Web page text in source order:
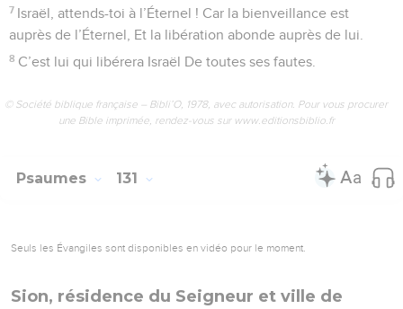
7 Israël, attends-toi à l’Éternel ! Car la bienveillance est
auprès de l’Éternel, Et la libération abonde auprès de lui.
8 C’est lui qui libérera Israël De toutes ses fautes.
© Société biblique française – Bibli’O, 1978, avec autorisation. Pour vous procurer
une Bible imprimée, rendez-vous sur www.editionsbiblio.fr
Psaumes 131
Seuls les Évangiles sont disponibles en vidéo pour le moment.
Sion, résidence du Seigneur et ville de